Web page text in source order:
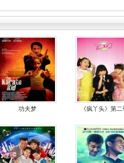
功夫梦 《疯丫头》第二